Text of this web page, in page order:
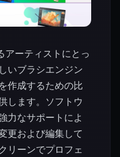
ーティストにとっ
いブラシエンジン
作成するための比
します。ソフトウ
力なサポートによ
更および編集して
リーンでプロフェ